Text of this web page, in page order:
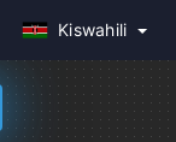
Kiswahili